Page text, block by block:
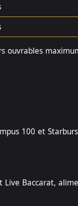
ouvrables
100 et
Live Baccarat,